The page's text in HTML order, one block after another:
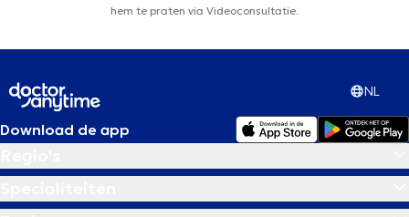
hem te praten via Videoconsultatie.
NL
Download de app